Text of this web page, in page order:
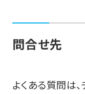
問合せ先
よくある質問は